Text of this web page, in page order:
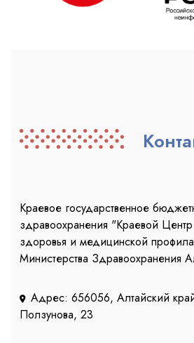
Краевое государственное
здравоохранения "Краевой
здоровья и медицинской
Министерства Здравоохранения
Адрес: 656056, Алтайский
Ползунова, 23